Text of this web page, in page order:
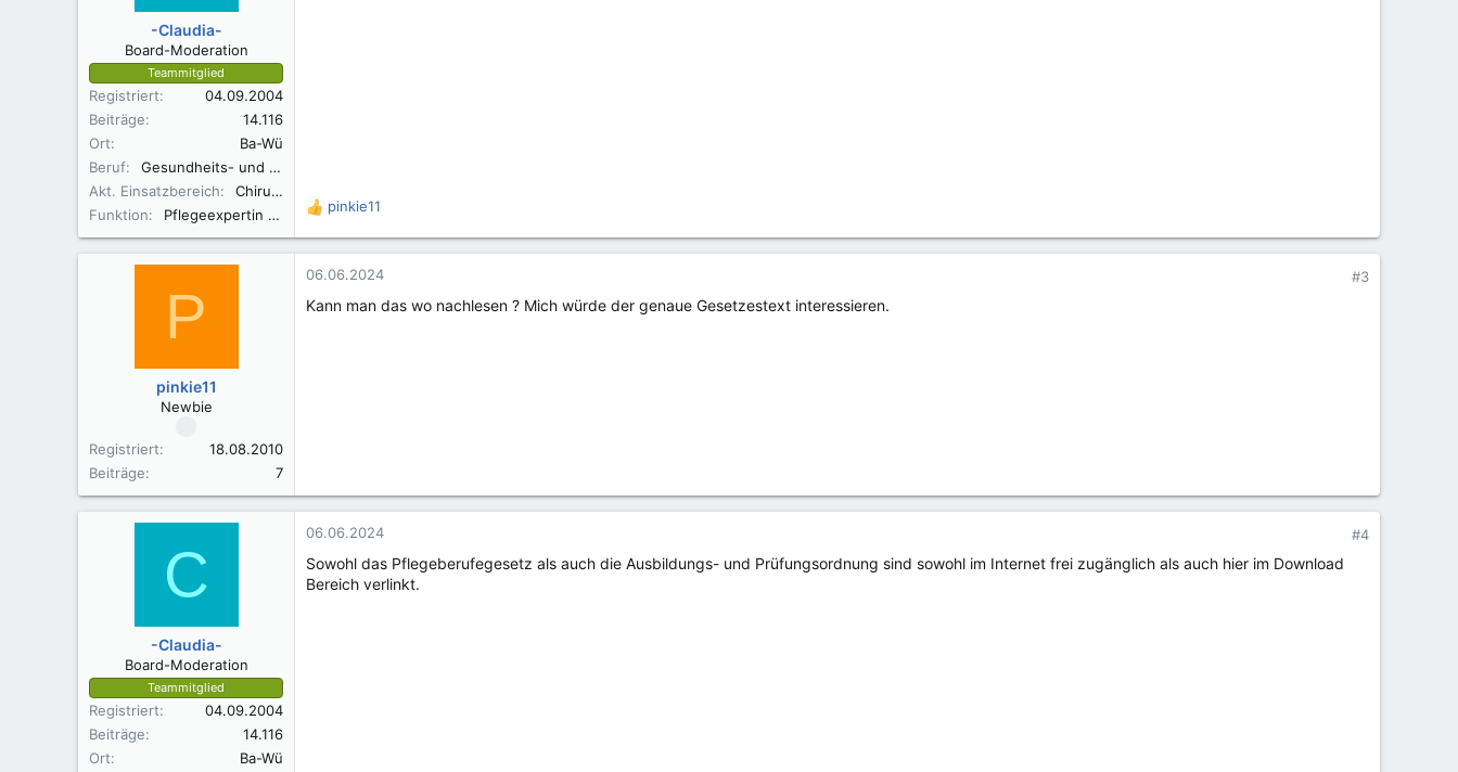
-Claudia-
Board-Moderation
Teammitglied
Registriert
04.09.2004
Beiträge
14.116
Ort
Ba-Wü
Beruf
Gesundheits- und Krankenpflegerin
Akt. Einsatzbereich
Chirurgie
Funktion
Pflegeexpertin ANP
R
e
a
k
i
pinkie11
P
pinkie11
Newbie
Registriert
18.08.2010
Beiträge
7
06.06.2024 #3
Kann man das wo nachlesen ? Mich würde der genaue Gesetzestext interessieren.
C
-Claudia-
Board-Moderation
Teammitglied
Registriert
04.09.2004
Beiträge
14.116
Ort
Ba-Wü
06.06.2024 #4
Sowohl das Pflegeberufegesetz als auch die Ausbildungs- und Prüfungsordnung sind sowohl im Internet frei zugänglich als auch hier im Download
Bereich verlinkt.